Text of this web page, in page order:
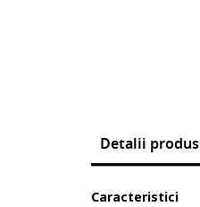
Detalii produs
Caracteristici